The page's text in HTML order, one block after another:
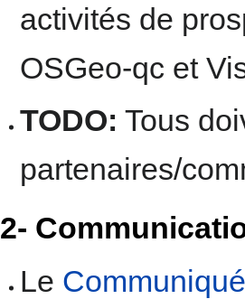
activités de
OSGeo-qc et
TODO: Tous
partenaires/
2-
Le